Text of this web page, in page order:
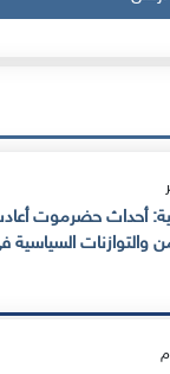
أحداث حضرموت
والتوازنات